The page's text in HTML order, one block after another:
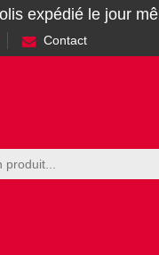
expédié le jour
Contact